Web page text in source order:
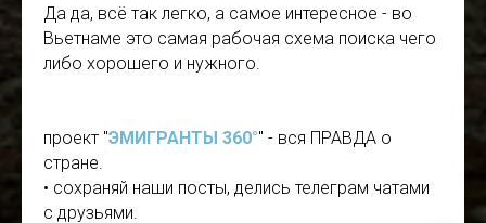
Да да, всё так легко, а самое интересное - во
Вьетнаме это самая рабочая схема поиска чего
либо хорошего и нужного.
проект "ЭМИГРАНТЫ 360°" - вся ПРАВДА о
стране.
• сохраняй наши посты, делись телеграм чатами
с друзьями.